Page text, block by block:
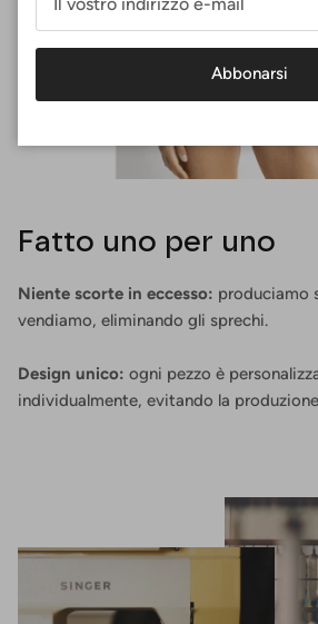
Fatto uno per uno
Niente scorte in eccesso: produciamo
vendiamo, eliminando gli sprechi.
Design unico: ogni pezzo è
individualmente, evitando la
Abbonarsi